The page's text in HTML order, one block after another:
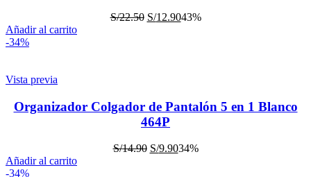
S/22.50 S/12.9043%
Añadir al carrito
-34%
Vista previa
Organizador Colgador de Pantalón 5 en 1 Blanco
464P
S/14.90 S/9.9034%
Añadir al carrito
-34%